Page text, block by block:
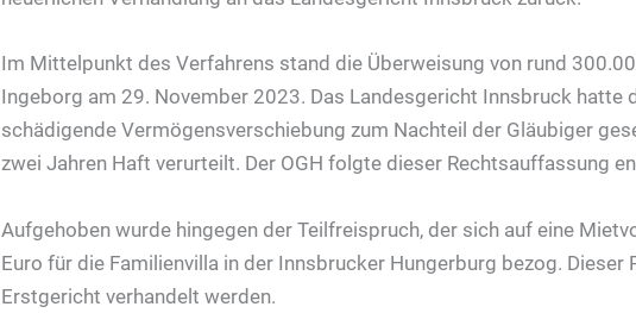
Im Mittelpunkt des Verfahrens stand die Überweisung von rund
Ingeborg am 29. November 2023. Das Landesgericht Innsbruck hatte
schädigende Vermögensverschiebung zum Nachteil der Gläubiger
zwei Jahren Haft verurteilt. Der OGH folgte dieser Rechtsauffassung
Aufgehoben wurde hingegen der Teilfreispruch, der sich auf eine
Euro für die Familienvilla in der Innsbrucker Hungerburg bezog. Dieser
Erstgericht verhandelt werden.